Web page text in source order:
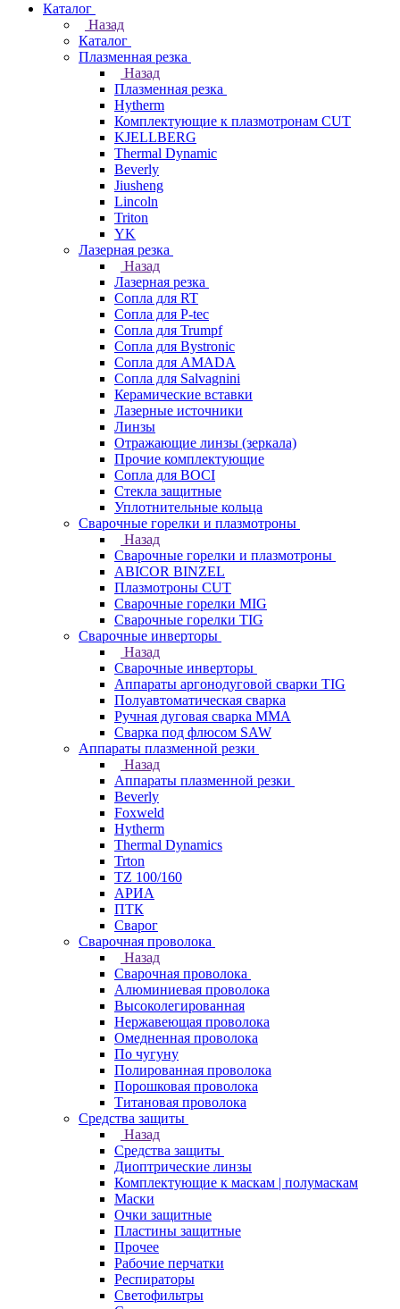
Каталог
Назад
Каталог
Плазменная резка
Назад
Плазменная резка
Hytherm
Комплектующие к плазмотронам CUT
KJELLBERG
Thermal Dynamic
Beverly
Jiusheng
Lincoln
Triton
YK
Лазерная резка
Назад
Лазерная резка
Сопла для RT
Сопла для P-tec
Сопла для Trumpf
Сопла для Bystronic
Сопла для AMADA
Сопла для Salvagnini
Керамические вставки
Лазерные источники
Линзы
Отражающие линзы (зеркала)
Прочие комплектующие
Сопла для BOCI
Стекла защитные
Уплотнительные кольца
Сварочные горелки и плазмотроны
Назад
Сварочные горелки и плазмотроны
ABICOR BINZEL
Плазмотроны CUT
Сварочные горелки MIG
Сварочные горелки TIG
Сварочные инверторы
Назад
Сварочные инверторы
Аппараты аргонодуговой сварки TIG
Полуавтоматическая сварка
Ручная дуговая сварка MMA
Сварка под флюсом SAW
Аппараты плазменной резки
Назад
Аппараты плазменной резки
Beverly
Foxweld
Hytherm
Thermal Dynamics
Trton
TZ 100/160
АРИА
ПТК
Сварог
Сварочная проволока
Назад
Сварочная проволока
Алюминиевая проволока
Высоколегированная
Нержавеющая проволока
Омедненная проволока
По чугуну
Полированная проволока
Порошковая проволока
Титановая проволока
Средства защиты
Назад
Средства защиты
Диоптрические линзы
Комплектующие к маскам | полумаскам
Маски
Очки защитные
Пластины защитные
Прочее
Рабочие перчатки
Респираторы
Светофильтры